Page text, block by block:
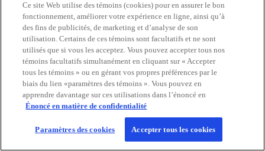
Pour la suite : prochaines étapes
de votre stratégie d’entreprise
Alors que les entreprises planifient les prochaines
étapes à la suite des annonces du budget de 2025,
les dirigeants devraient envisager d’harmoniser
leurs plans avec les nouveaux encouragements
fiscaux, les priorités en matière de transformation
Ce site Web utilise des témoins (cookies) pour en assurer le bon
fonctionnement, améliorer votre expérience en ligne, ainsi qu’à
des fins de publicités, de marketing et d’analyse de son
utilisation. Certains de ces témoins sont facultatifs et ne sont
utilisés que si vous les acceptez. Vous pouvez accepter tous nos
témoins facultatifs simultanément en cliquant sur « Accepter
tous les témoins » ou en gérant vos propres préférences par le
biais du lien «paramètres des témoins ». Vous pouvez en
apprendre davantage sur ces utilisations dans l’énoncé en
Énoncé en matière de confidentialité
Paramètres des cookies Accepter tous les cookies